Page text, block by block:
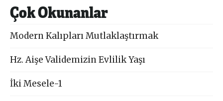
Çok Okunanlar
Modern Kalıpları Mutlaklaştırmak
Hz. Aişe Validemizin Evlilik Yaşı
İki Mesele-1